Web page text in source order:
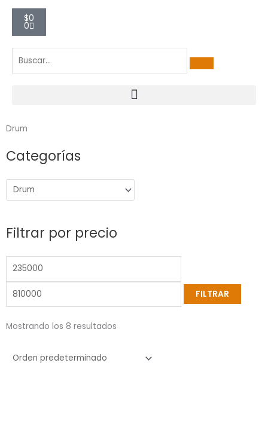
$0
0
Carrito
Drum
Categorías
Filtrar por precio
Precio
FILTRAR
Mostrando los 8 resultados